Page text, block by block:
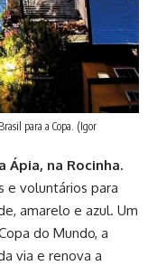
para a Copa. (Igor
Ápia, na Rocinha.
e voluntários para
amarelo e azul. Um
do Mundo, a
via e renova a